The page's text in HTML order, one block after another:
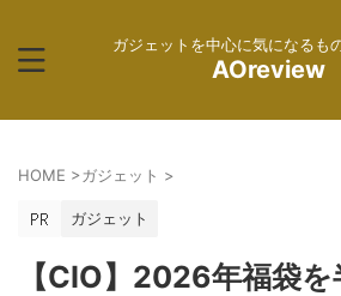
ガジェットを中心に気になるも
AOreview
HOME >ガジェット >
ガジェット
【CIO】2026年福袋